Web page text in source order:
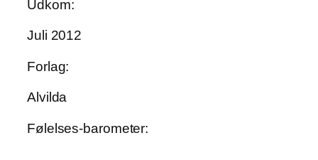
Udkom:
Juli 2012
Forlag:
Alvilda
Følelses-barometer: